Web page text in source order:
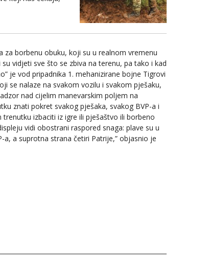
za borbenu obuku, koji su u realnom vremenu
vidjeti sve što se zbiva na terenu, pa tako i kad
je vod pripadnika 1. mehanizirane bojne Tigrovi
se nalaze na svakom vozilu i svakom pješaku,
nad cijelim manevarskim poljem na
znati pokret svakog pješaka, svakog BVP-a i
izbaciti iz igre ili pješaštvo ili borbeno
vidi obostrani raspored snaga: plave su u
a, a suprotna strana četiri Patrije,” objasnio je